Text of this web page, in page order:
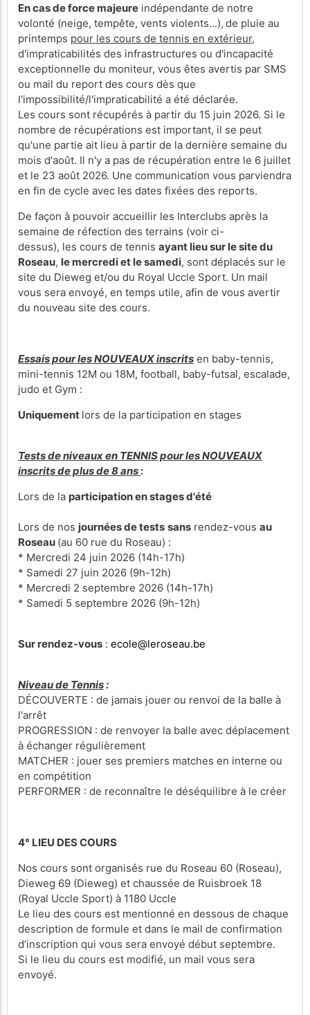
En cas de force majeure indépendante de notre
volonté (neige, tempête, vents violents...), de pluie au
printemps pour les cours de tennis en extérieur,
d'impraticabilités des infrastructures ou d'incapacité
exceptionnelle du moniteur, vous êtes avertis par SMS
ou mail du report des cours dès que
l'impossibilité/l'impraticabilité a été déclarée.
Les cours sont récupérés à partir du 15 juin 2026. Si le
nombre de récupérations est important, il se peut
qu'une partie ait lieu à partir de la dernière semaine du
mois d'août. Il n'y a pas de récupération entre le 6 juillet
et le 23 août 2026. Une communication vous parviendra
en fin de cycle avec les dates fixées des reports.
De façon à pouvoir accueillir les Interclubs après la
semaine de réfection des terrains (voir ci-
dessus), les cours de tennis ayant lieu sur le site du
Roseau, le mercredi et le samedi, sont déplacés sur le
site du Dieweg et/ou du Royal Uccle Sport. Un mail
vous sera envoyé, en temps utile, afin de vous avertir
du nouveau site des cours.
Essais pour les NOUVEAUX inscrits en baby-tennis,
mini-tennis 12M ou 18M, football, baby-futsal, escalade,
judo et Gym :
Uniquement lors de la participation en stages
Tests de niveaux en TENNIS pour les NOUVEAUX
inscrits de plus de 8 ans :
Lors de la participation en stages d'été
Lors de nos journées de tests sans rendez-vous au
Roseau (au 60 rue du Roseau) :
* Mercredi 24 juin 2026 (14h-17h)
* Samedi 27 juin 2026 (9h-12h)
* Mercredi 2 septembre 2026 (14h-17h)
* Samedi 5 septembre 2026 (9h-12h)
Sur rendez-vous : ecole@leroseau.be
Niveau de Tennis:
DÉCOUVERTE : de jamais jouer ou renvoi de la balle à
l'arrêt
PROGRESSION : de renvoyer la balle avec déplacement
à échanger régulièrement
MATCHER : jouer ses premiers matches en interne ou
en compétition
PERFORMER : de reconnaître le déséquilibre à le créer
4° LIEU DES COURS
Nos cours sont organisés rue du Roseau 60 (Roseau),
Dieweg 69 (Dieweg) et chaussée de Ruisbroek 18
(Royal Uccle Sport) à 1180 Uccle
Le lieu des cours est mentionné en dessous de chaque
description de formule et dans le mail de confirmation
d’inscription qui vous sera envoyé début septembre.
Si le lieu du cours est modifié, un mail vous sera
envoyé.